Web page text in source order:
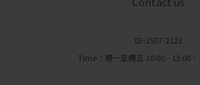
02-2507-2123
Time：週一至週五 10:00 - 13:00